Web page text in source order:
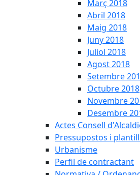
Març 2018
Abril 2018
Maig 2018
Juny 2018
Juliol 2018
Agost 2018
Setembre
Octubre 2018
Novembre
Desembre
Actes Consell
Pressupostos i
Urbanisme
Perfil de contractant